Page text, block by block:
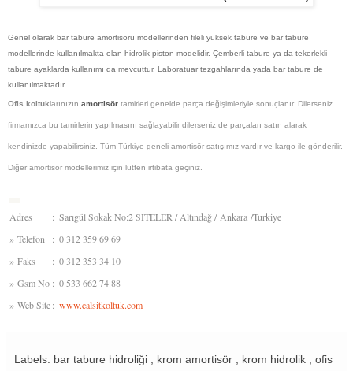
Genel olarak bar tabure amortisörü modellerinden fileli yüksek tabure ve bar tabure
modellerinde kullanılmakta olan hidrolik piston modelidir. Çemberli tabure ya da tekerlekli
tabure ayaklarda kullanımı da mevcuttur. Laboratuar tezgahlarında yada bar tabure de
kullanılmaktadır.
Ofis koltuklarınızın amortisör tamirleri genelde parça değişimleriyle sonuçlanır. Dilerseniz
firmamızca bu tamirlerin yapılmasını sağlayabilir dilerseniz de parçaları satın alarak
kendinizde yapabilirsiniz. Tüm Türkiye geneli amortisör satışımız vardır ve kargo ile gönderilir.
Diğer amortisör modellerimiz için lütfen irtibata geçiniz.
Adres : Sarıgül Sokak No:2 SITELER / Altındağ / Ankara /Turkiye
» Telefon : 0 312 359 69 69
» Faks : 0 312 353 34 10
» Gsm No : 0 533 662 74 88
» Web Site: www.calsitkoltuk.com
Labels: bar tabure hidroliği , krom amortisör , krom hidrolik , ofis